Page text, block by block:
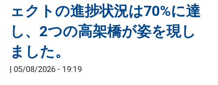
ェクトの進捗状況は70%に達
し、2つの高架橋が姿を現し
ました。
| 05/08/2026 - 19:19